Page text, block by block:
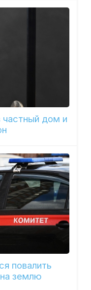
дом и
повалить
землю